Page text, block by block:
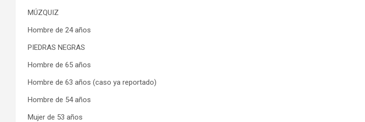
MÚZQUIZ
Hombre de 24 años
PIEDRAS NEGRAS
Hombre de 65 años
Hombre de 63 años (caso ya reportado)
Hombre de 54 años
Mujer de 53 años